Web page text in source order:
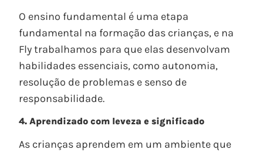
O ensino fundamental é uma etapa
fundamental na formação das crianças, e na
Fly trabalhamos para que elas desenvolvam
habilidades essenciais, como autonomia,
resolução de problemas e senso de
responsabilidade.
4. Aprendizado com leveza e significado
As crianças aprendem em um ambiente que